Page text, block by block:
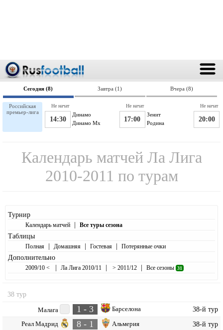
Сегодня (8) Завтра (1) Вчера (8)
Российская
премьер-лига
Динамо
14:30 Динамо Мх
Не начат
Зенит
17:00 Родина
Не начат
20:00
Не начат
Календарь матчей Ла Лига
2010-2011 по турам
Турнир
Календарь матчей | Все туры сезона
Таблицы
Полная | Домашняя | Гостевая | Потерянные очки
Дополнительно
2009/10 < | Ла Лига 2010/11 | > 2011/12 | Все сезоны 31
38 тур
Малага 1 - 3 Барселона 38-й тур
Реал Мадрид 8 - 1 Альмерия 38-й тур